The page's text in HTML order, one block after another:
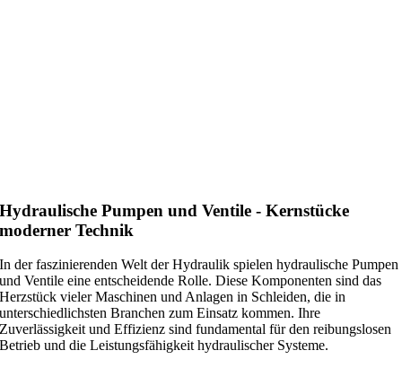
Hydraulische Pumpen und Ventile - Kernstücke
moderner Technik
In der faszinierenden Welt der Hydraulik spielen hydraulische Pumpen
und Ventile eine entscheidende Rolle. Diese Komponenten sind das
Herzstück vieler Maschinen und Anlagen in Schleiden, die in
unterschiedlichsten Branchen zum Einsatz kommen. Ihre
Zuverlässigkeit und Effizienz sind fundamental für den reibungslosen
Betrieb und die Leistungsfähigkeit hydraulischer Systeme.